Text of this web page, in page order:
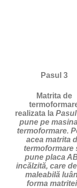
Pasul 3
Matrita de
realizata la
pune pe
termoformare.
acea matrita
termoformare
pune placa
incălzită, care
maleabilă
forma